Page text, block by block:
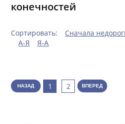
конечностей
Сортировать: Сначала
А-Я
Я-А
НАЗАД 1 2 ВПЕРЕД